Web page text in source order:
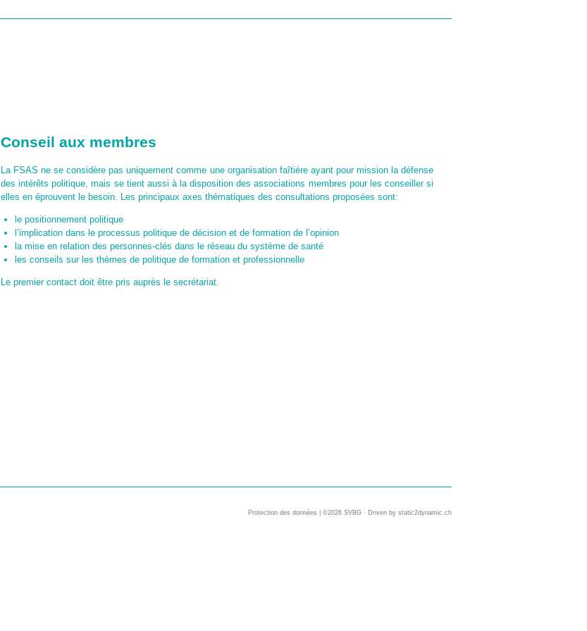
Conseil aux membres
La FSAS ne se considère pas uniquement comme une organisation faîtière ayant pour mission la défense
des intérêts politique, mais se tient aussi à la disposition des associations membres pour les conseiller si
elles en éprouvent le besoin. Les principaux axes thématiques des consultations proposées sont:
le positionnement politique
l’implication dans le processus politique de décision et de formation de l’opinion
la mise en relation des personnes-clés dans le réseau du système de santé
les conseils sur les thèmes de politique de formation et professionnelle
Le premier contact doit être pris auprès le secrétariat.
Protection des données | ©2026 SVBG · Driven by static2dynamic.ch